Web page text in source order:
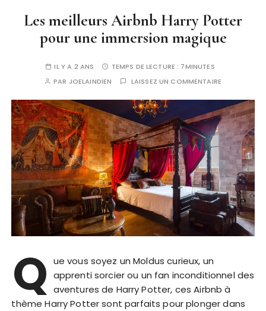
Les meilleurs Airbnb Harry Potter
pour une immersion magique
IL Y A 2 ANS TEMPS DE LECTURE : 7MINUTES
PAR JOELAINDIEN LAISSEZ UN COMMENTAIRE
Q ue vous soyez un Moldus curieux, un
apprenti sorcier ou un fan inconditionnel des
aventures de Harry Potter, ces Airbnb à
thème Harry Potter sont parfaits pour plonger dans